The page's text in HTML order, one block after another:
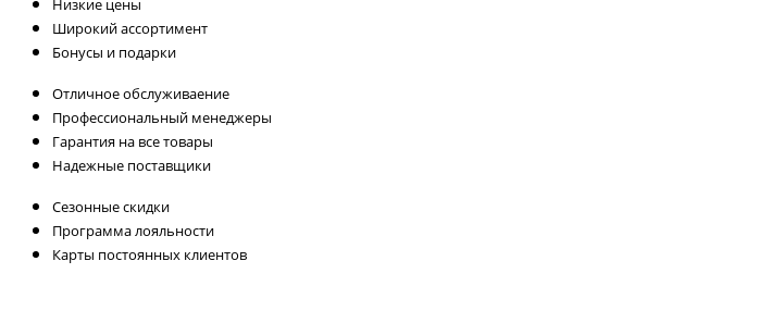
Низкие цены
Широкий ассортимент
Бонусы и подарки
Отличное обслуживаение
Профессиональный менеджеры
Гарантия на все товары
Надежные поставщики
Сезонные скидки
Программа лояльности
Карты постоянных клиентов